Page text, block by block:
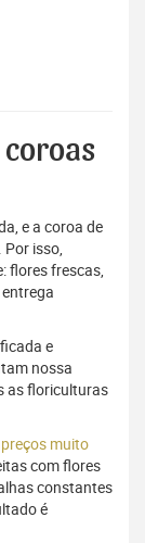
coroas
e a coroa de
isso,
flores frescas,
e
nossa
as floriculturas
preços muito
com flores
constantes
é